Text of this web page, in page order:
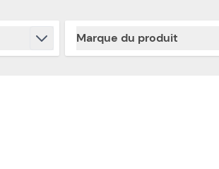
Marque du produit
filter